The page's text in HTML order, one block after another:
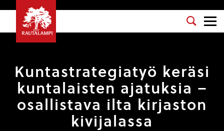
Kuntastrategiatyö keräsi
kuntalaisten ajatuksia –
osallistava ilta kirjaston
kivijalassa